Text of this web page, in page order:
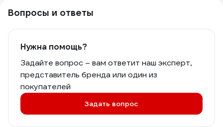
Вопросы и ответы
Нужна помощь?
Задайте вопрос – вам ответит наш эксперт,
представитель бренда или один из
покупателей
Задать вопрос